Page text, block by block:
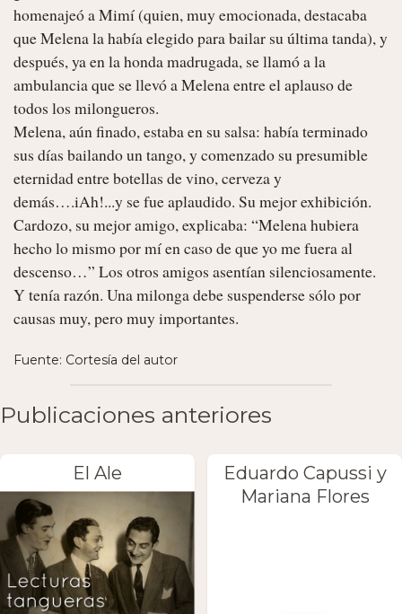
homenajeó a Mimí (quien, muy emocionada, destacaba
que Melena la había elegido para bailar su última tanda), y
después, ya en la honda madrugada, se llamó a la
ambulancia que se llevó a Melena entre el aplauso de
todos los milongueros.
Melena, aún finado, estaba en su salsa: había terminado
sus días bailando un tango, y comenzado su presumible
eternidad entre botellas de vino, cerveza y
demás….iAh!...y se fue aplaudido. Su mejor exhibición.
Cardozo, su mejor amigo, explicaba: “Melena hubiera
hecho lo mismo por mí en caso de que yo me fuera al
descenso…” Los otros amigos asentían silenciosamente.
Y tenía razón. Una milonga debe suspenderse sólo por
causas muy, pero muy importantes.
Fuente: Cortesía del autor
Publicaciones anteriores
El Ale
Eduardo Capussi y
Mariana Flores